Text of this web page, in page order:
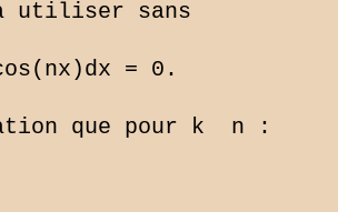
utiliser sans
= 0.
que pour k  n :